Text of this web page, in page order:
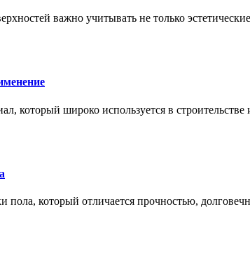
важно учитывать не только
который широко используется в строительстве
который отличается прочностью,